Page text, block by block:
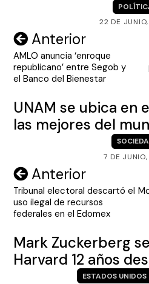
22 DE
Navegación
de
entradas
Anterior
AMLO anuncia ‘enroque
republicano’ entre Segob y
el Banco del Bienestar
UNAM se ubica en
las mejores del
7 DE
Navegación
de
entradas
Anterior
Tribunal electoral descartó el
uso ilegal de recursos
federales en el Edomex
Mark Zuckerberg
Harvard 12 años
ESTADOS UNIDOS